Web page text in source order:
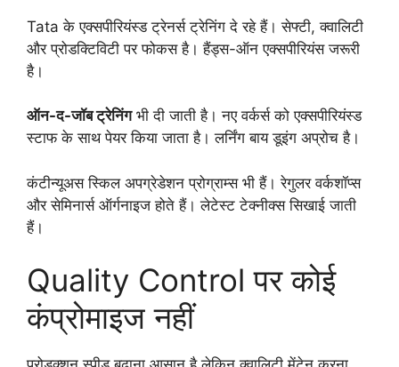
Tata के एक्सपीरियंस्ड ट्रेनर्स ट्रेनिंग दे रहे हैं। सेफ्टी, क्वालिटी
और प्रोडक्टिविटी पर फोकस है। हैंड्स-ऑन एक्सपीरियंस जरूरी
है।
ऑन-द-जॉब ट्रेनिंगभी दी जाती है। नए वर्कर्स को एक्सपीरियंस्ड
स्टाफ के साथ पेयर किया जाता है। लर्निंग बाय डूइंग अप्रोच है।
कंटीन्यूअस स्किल अपग्रेडेशन प्रोग्राम्स भी हैं। रेगुलर वर्कशॉप्स
और सेमिनार्स ऑर्गनाइज होते हैं। लेटेस्ट टेक्नीक्स सिखाई जाती
हैं।
Quality Control पर कोई
कंप्रोमाइज नहीं